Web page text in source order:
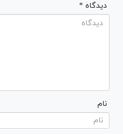
* دیدگاه
نام